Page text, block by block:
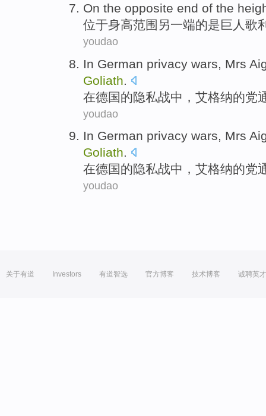
On the opposite end of the
位于身高范围 另一端的是巨人歌
youdao
In German privacy wars
Mrs
Goliath
在德国的隐私战中， 艾格纳的党
youdao
In German privacy wars, Mrs
Goliath.
在德国的隐私战中， 艾格纳的党
youdao
关于有道 Investors 有道智选 官方博客 技术博客 诚聘英才